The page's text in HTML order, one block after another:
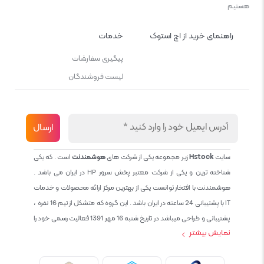
هستیم
راهنمای خرید از اچ استوک خدمات
پیگیری سفارشات
لیست فروشندگان
سایتHstockزیر مجموعه یکی از شرکت هایهوشمندنتاست . که یکی
شناخته ترین و یکی از شرکت معتبر پخش سرور HP در ایران می باشد .
هوشمندنت با افتخار توانست یکی از بهترین مرکز ارائه محصولات و خدمات
IT با پشتیبانی 24 ساعته در ایران باشد . این گروه که متشکل از تیم 16 نفره ،
پشتیبانی و طراحی میباشد در تاریخ شنبه 16 مهر 1391 فعالیت رسمی خود را
نمایش بیشتر